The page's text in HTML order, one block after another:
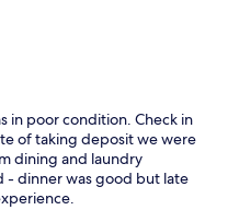
in poor condition. Check in
of taking deposit we were
dining and laundry
- dinner was good but late